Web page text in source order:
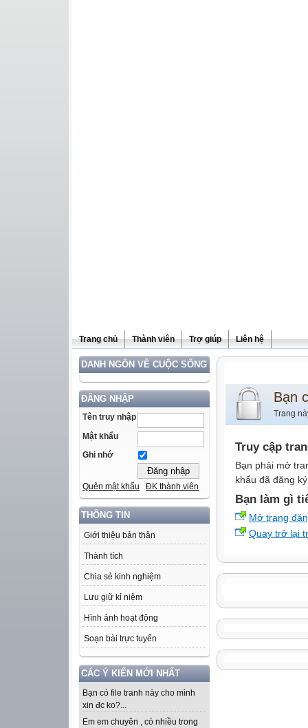
Trang chủ Thành viên Trợ giúp Liên hệ
DANH NGÔN VỀ CUỘC SỐNG
ĐĂNG NHẬP
Tên truy nhập
Mật khẩu
Ghi nhớ
Quên mật khẩu ĐK thành viên
THÔNG TIN
Giới thiệu bản thân
Thành tích
Chia sẻ kinh nghiệm
Lưu giữ kỉ niệm
Hình ảnh hoạt động
Soạn bài trực tuyến
CÁC Ý KIẾN MỚI NHẤT
Bạn có file tranh này cho mình
xin đc ko?...
Em em chuyên , có nhiều trong
Bạn
Trang
Truy cập
Bạn phải mở
khẩu đã đăng
Bạn làm gì
Mở trang
Quay trở lại